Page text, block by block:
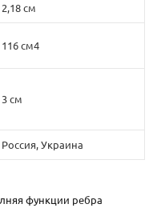
2,18 см
116 см4
3 см
Россия, Украина
функции ребра